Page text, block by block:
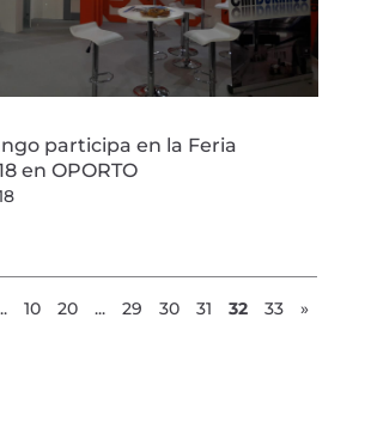
participa en la Feria
en OPORTO
10 20 ... 29 30 31 32 33 »